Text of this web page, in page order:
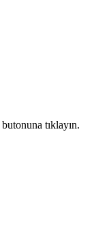
butonuna tıklayın.